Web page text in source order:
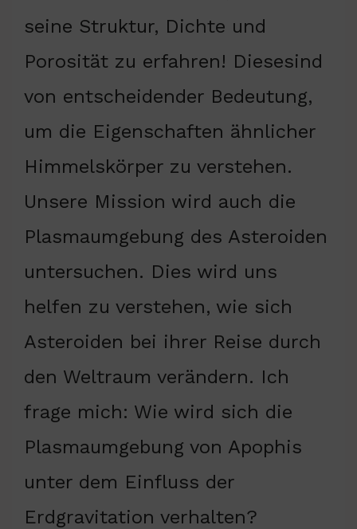
seine Struktur, Dichte und
Porosität zu erfahren! Diesesind
von entscheidender Bedeutung,
um die Eigenschaften ähnlicher
Himmelskörper zu verstehen.
Unsere Mission wird auch die
Plasmaumgebung des Asteroiden
untersuchen. Dies wird uns
helfen zu verstehen, wie sich
Asteroiden bei ihrer Reise durch
den Weltraum verändern. Ich
frage mich: Wie wird sich die
Plasmaumgebung von Apophis
unter dem Einfluss der
Erdgravitation verhalten?